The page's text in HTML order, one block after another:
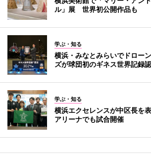
ル」展 世界初公開作品も
学ぶ・知る
横浜・みなとみらいでドロー
ズが球団初のギネス世界記録
学ぶ・知る
横浜エクセレンスが中区長を
アリーナでも試合開催